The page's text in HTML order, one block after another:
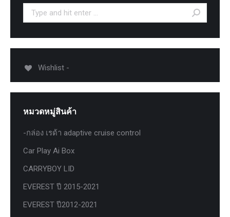
Search:
Wishlist -
หมวดหมู่สินค้า
-กล่อง เรด้า adaptive cruise control
Car Play Ai Box
CARRYBOY LID
EVEREST ปี 2015-2021
EVEREST ปี2012-2021